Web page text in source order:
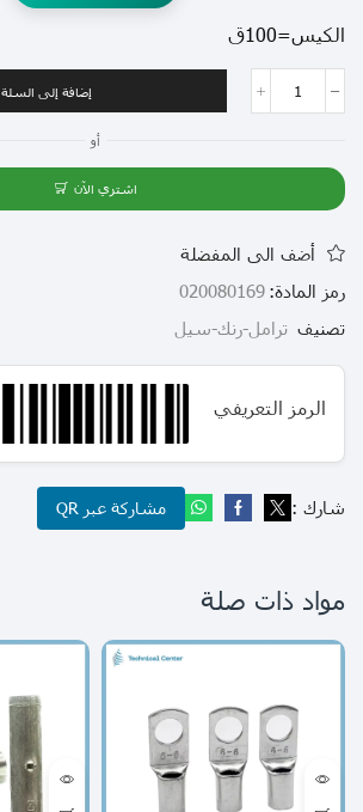
الكيس=100ق
إضافة إلى السلة
أو
اشتري الآن
أضف الى المفضلة
رمز المادة: 020080169
تصنيف ترامل-رنك-سيل
الرمز التعريفي
شارك : مشاركة عبر QR
مواد ذات صلة